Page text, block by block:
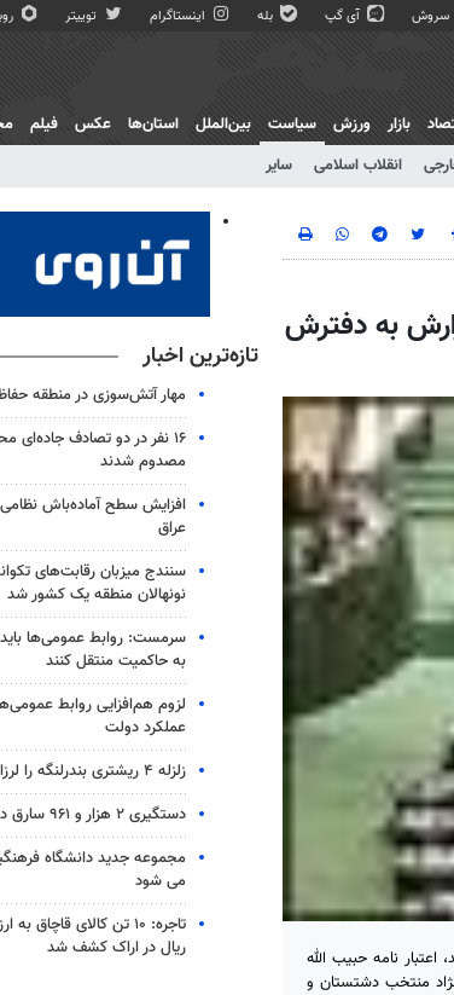
سروش آی گپ بله اینستاگرام توییتر
بازار ورزش
سیاست
انقلاب اسلامی سایر
بین‌الملل استان‌ها عکس فیلم
به دفترش
نامه حبیب الله
منتخب دشتستان و
تازه‌ترین اخبار
مهار آتش‌سوزی در منطقه
۱۶ نفر در دو تصادف جاده‌ای
مصدوم شدند
افزایش سطح آماده‌باش نظامی
عراق
سنندج میزبان رقابت‌های
نونهالان منطقه یک کشور شد
سرمست: روابط عمومی‌ها
به حاکمیت منتقل کنند
لزوم هم‌افزایی روابط‌
عملکرد دولت
زلزله ۴ ریشتری بندرلنگه را لرزاند
دستگیری ۲ هزار و ۹۶۱ سارق در آذربایجان‌شرقی
مجموعه جدید دانشگاه
می شود
ریال در اراک کشف شد